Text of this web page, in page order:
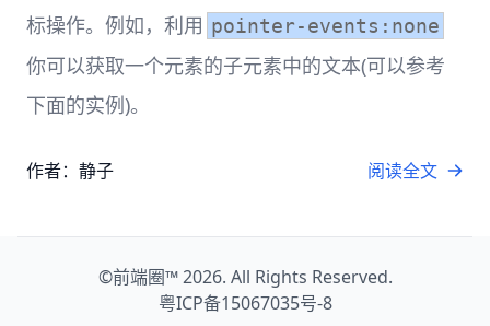
标操作。例如，利用 pointer-events:none
你可以获取一个元素的子元素中的文本(可以参考
下面的实例)。
作者：静子 阅读全文
©前端圈™2026. All Rights Reserved.
粤ICP备15067035号-8